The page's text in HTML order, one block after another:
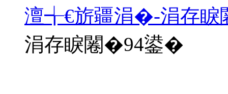
澶╅€旂疆涓�-涓存睙
涓存睙闂�94鍙�